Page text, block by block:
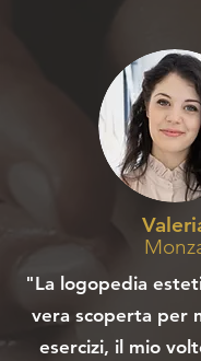
"La logopedia
vera scoperta per
esercizi, il mio